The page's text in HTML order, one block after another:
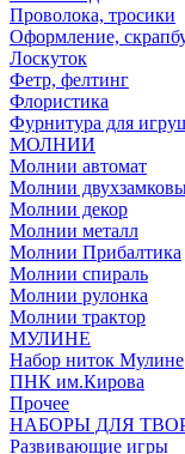
Проволока, тросики
Оформление,
Лоскуток
Фетр, фелтинг
Флористика
Фурнитура для
МОЛНИИ
Молнии автомат
Молнии
Молнии декор
Молнии металл
Молнии Прибалтика
Молнии спираль
Молнии рулонка
Молнии трактор
МУЛИНЕ
Набор ниток Мулине
ПНК им.Кирова
Прочее
НАБОРЫ ДЛЯ
Развивающие игры